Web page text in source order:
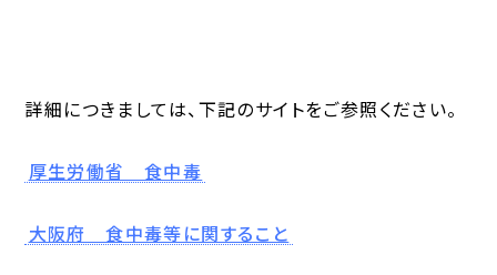
詳細につきましては、下記のサイトをご参照ください。
厚生労働省 食中毒
大阪府 食中毒等に関すること